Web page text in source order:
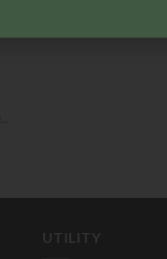
UTILITY